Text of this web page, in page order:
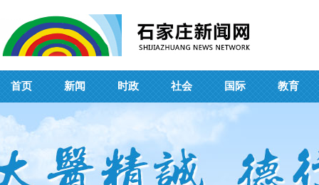
首页 新闻 时政 社会 国际 教育